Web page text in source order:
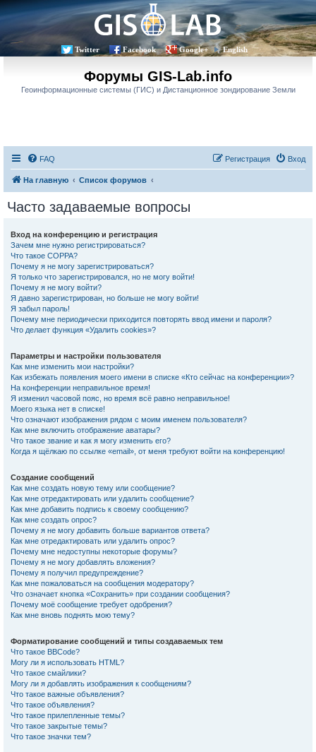
Twitter Facebook Google+ English
Форумы GIS-Lab.info
Геоинформационные системы (ГИС) и Дистанционное зондирование Земли
FAQ Вход
Регистрация
На главную Список форумов
Часто задаваемые вопросы
Вход на конференцию и регистрация
Зачем мне нужно регистрироваться?
Что такое COPPA?
Почему я не могу зарегистрироваться?
Я только что зарегистрировался, но не могу войти!
Почему я не могу войти?
Я давно зарегистрирован, но больше не могу войти!
Я забыл пароль!
Почему мне периодически приходится повторять ввод имени и пароля?
Что делает функция «Удалить cookies»?
Параметры и настройки пользователя
Как мне изменить мои настройки?
Как избежать появления моего имени в списке «Кто сейчас на конференции»?
На конференции неправильное время!
Я изменил часовой пояс, но время всё равно неправильное!
Моего языка нет в списке!
Что означают изображения рядом с моим именем пользователя?
Как мне включить отображение аватары?
Что такое звание и как я могу изменить его?
Когда я щёлкаю по ссылке «email», от меня требуют войти на конференцию!
Создание сообщений
Как мне создать новую тему или сообщение?
Как мне отредактировать или удалить сообщение?
Как мне добавить подпись к своему сообщению?
Как мне создать опрос?
Почему я не могу добавить больше вариантов ответа?
Как мне отредактировать или удалить опрос?
Почему мне недоступны некоторые форумы?
Почему я не могу добавлять вложения?
Почему я получил предупреждение?
Как мне пожаловаться на сообщения модератору?
Что означает кнопка «Сохранить» при создании сообщения?
Почему моё сообщение требует одобрения?
Как мне вновь поднять мою тему?
Форматирование сообщений и типы создаваемых тем
Что такое BBCode?
Могу ли я использовать HTML?
Что такое смайлики?
Могу ли я добавлять изображения к сообщениям?
Что такое важные объявления?
Что такое объявления?
Что такое прилепленные темы?
Что такое закрытые темы?
Что такое значки тем?